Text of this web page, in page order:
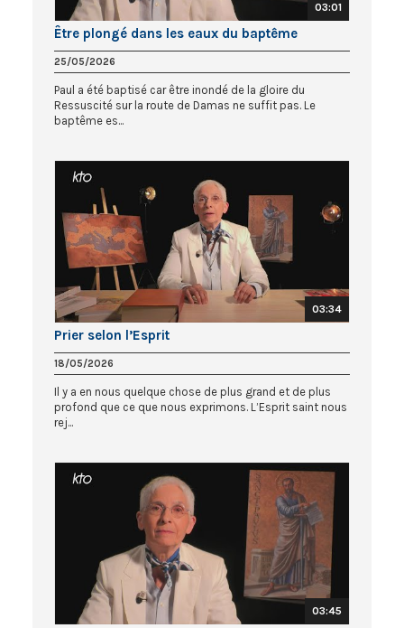
03:01
Être plongé dans les eaux du baptême
25/05/2026
Paul a été baptisé car être inondé de la gloire du
Ressuscité sur la route de Damas ne suffit pas. Le
baptême es...
03:34
Prier selon l’Esprit
18/05/2026
Il y a en nous quelque chose de plus grand et de plus
profond que ce que nous exprimons. L’Esprit saint nous
rej...
03:45